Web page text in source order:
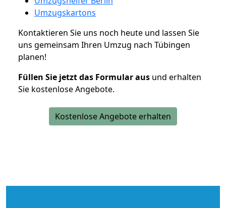
Umzugskartons
Kontaktieren Sie uns noch heute und lassen Sie
uns gemeinsam Ihren Umzug nach Tübingen
planen!
Füllen Sie jetzt das Formular aus und erhalten
Sie kostenlose Angebote.
Kostenlose Angebote erhalten